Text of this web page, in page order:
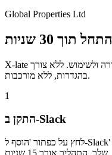
Global Properties Ltd
התחל תוך 30 שניות
X-late הוא בוט התרגום הקל ביותר להגדרה ולשימוש. ללא צורך
בהגדרות, ללא מורכבות.
1
התקן ב-Slack
לחץ על כפתור 'הוסף ל-Slack' ואשר את X-late עבור סביבת העבודה